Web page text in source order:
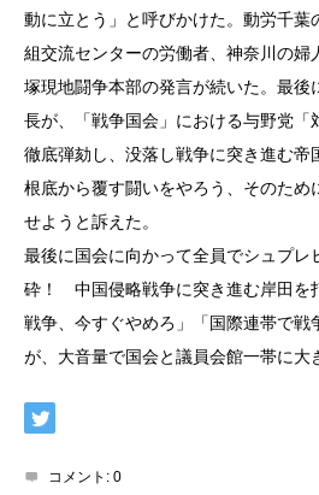
動に立とう」と呼びかけた。動労千葉
組交流センターの労働者、神奈川の婦
塚現地闘争本部の発言が続いた。最後
長が、「戦争国会」における与野党「
徹底弾劾し、没落し戦争に突き進む帝
根底から覆す闘いをやろう、そのため
せようと訴えた。
最後に国会に向かって全員でシュプレ
砕！ 中国侵略戦争に突き進む岸田を
戦争、今すぐやめろ」「国際連帯で戦
が、大音量で国会と議員会館一帯に大
コメント: 0